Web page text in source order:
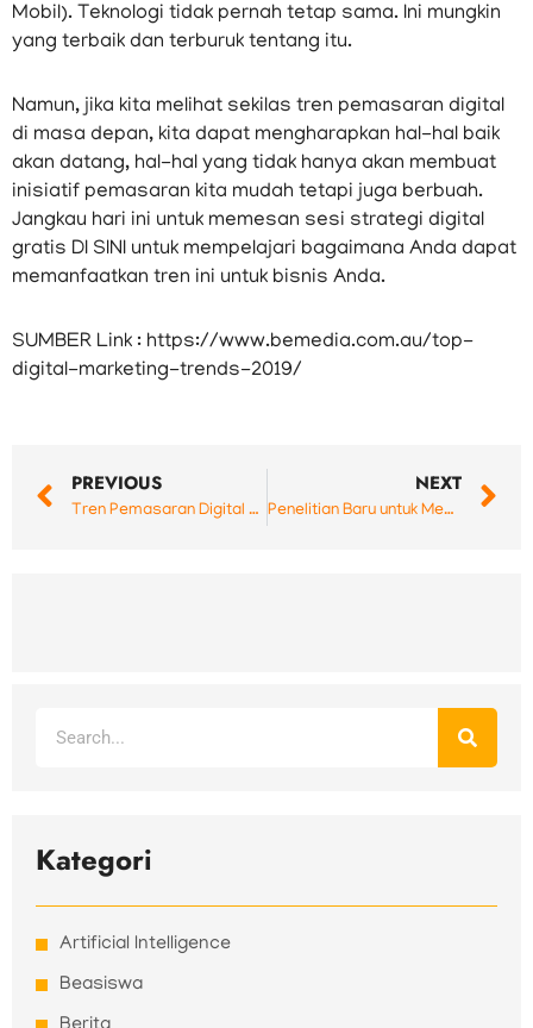
Mobil). Teknologi tidak pernah tetap sama. Ini mungkin
yang terbaik dan terburuk tentang itu.
Namun, jika kita melihat sekilas tren pemasaran digital
di masa depan, kita dapat mengharapkan hal-hal baik
akan datang, hal-hal yang tidak hanya akan membuat
inisiatif pemasaran kita mudah tetapi juga berbuah.
Jangkau hari ini untuk memesan sesi strategi digital
gratis DI SINI untuk mempelajari bagaimana Anda dapat
memanfaatkan tren ini untuk bisnis Anda.
SUMBER Link : https://www.bemedia.com.au/top-
digital-marketing-trends-2019/
PREVIOUS
Tren Pemasaran Digital Teratas yang Tidak Harus Anda Abaikan Pada 2019
NEXT
Penelitian Baru untuk Membantu Anda Membuat Strategi Pemasaran Digital Terbaik di 2019
Kategori
Artificial Intelligence
Beasiswa